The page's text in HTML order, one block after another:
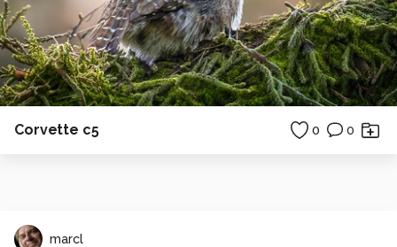
Corvette c5 0 0
marcl